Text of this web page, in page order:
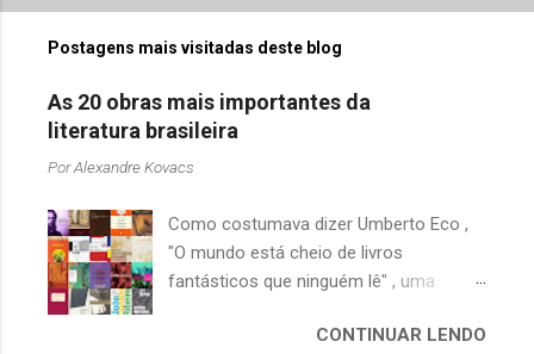
Postagens mais visitadas deste blog
As 20 obras mais importantes da
literatura brasileira
PorAlexandre Kovacs
Como costumava dizer Umberto Eco ,
"O mundo está cheio de livros
fantásticos que ninguém lê" , uma
quando falamos de clássicos da
CONTINUAR LENDO